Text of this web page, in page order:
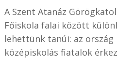
A Szent Atanáz
Főiskola falai között
lehettünk tanúi: az
középiskolás fiatalok